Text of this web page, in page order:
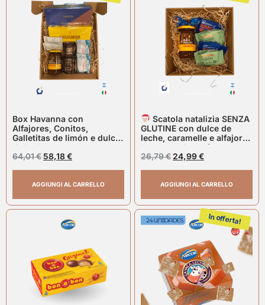
Box Havanna con
Alfajores, Conitos,
Galletitas de limón e dulce
de leche.
64,01€58,18€
AGGIUNGI AL CARRELLO
Scatola natalizia SENZA
GLUTINE con dulce de
leche, caramelle e alfajores
havanna gluten free
26,79€24,99€
AGGIUNGI AL CARRELLO
In offerta!